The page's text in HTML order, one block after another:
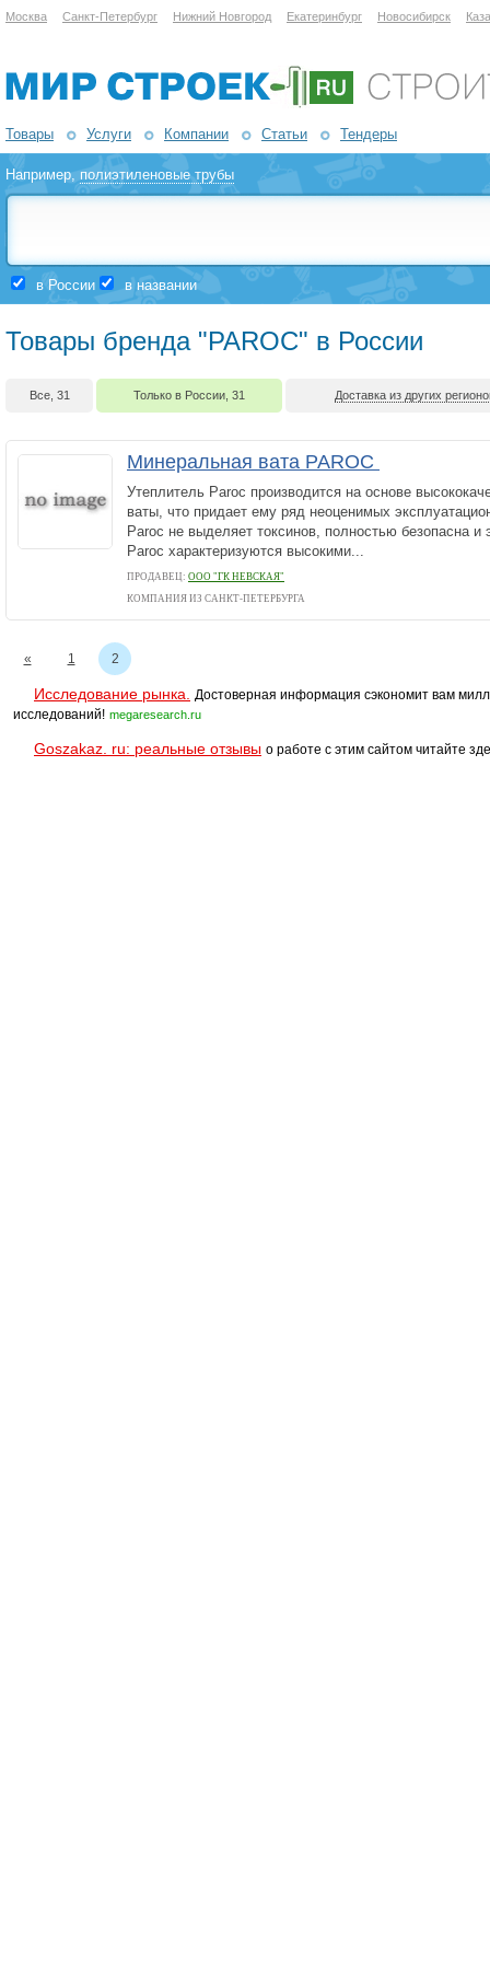
Москва Санкт-Петербург Нижний Новгород Екатеринбург Новосибирск
Товары Услуги Компании Статьи Тендеры
Например,полиэтиленовые трубы
в России в названии
Товары бренда "PAROC" в России
Все, 31 Только в России, 31 Доставка из других
Минеральная вата PAROC
Утеплитель Paroc производится на основе
ваты, что придает ему ряд неоценимых
Paroc не выделяет токсинов, полностью безопасна и
Paroc характеризуются высокими...
ПРОДАВЕЦ: ООО "ГК НЕВСКАЯ"
КОМПАНИЯ ИЗ САНКТ-ПЕТЕРБУРГА
« 1 2
Исследование рынка.
Достоверная информация сэкономит вам
исследований! megaresearch.ru
Goszakaz. ru: реальные отзывы о работе с этим сайтом читайте